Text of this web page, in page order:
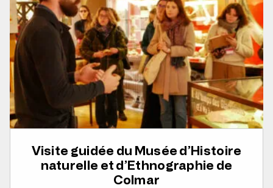
Visite guidée du Musée d’Histoire
naturelle et d’Ethnographie de
Colmar